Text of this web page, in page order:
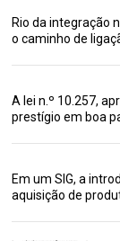
Rio da integração
o caminho de
A lei n.º 10.257,
prestígio em boa
Em um SIG, a
aquisição de